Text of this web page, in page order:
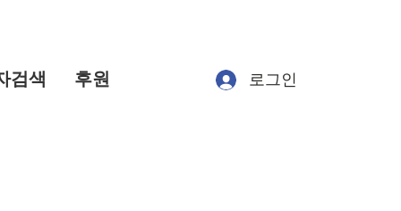
검색 후원 로그인